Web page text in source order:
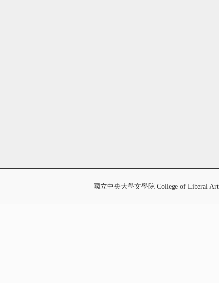
國立中央大學文學院 College of Liberal